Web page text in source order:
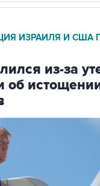
ИЗРАИЛЯ И США
из-за